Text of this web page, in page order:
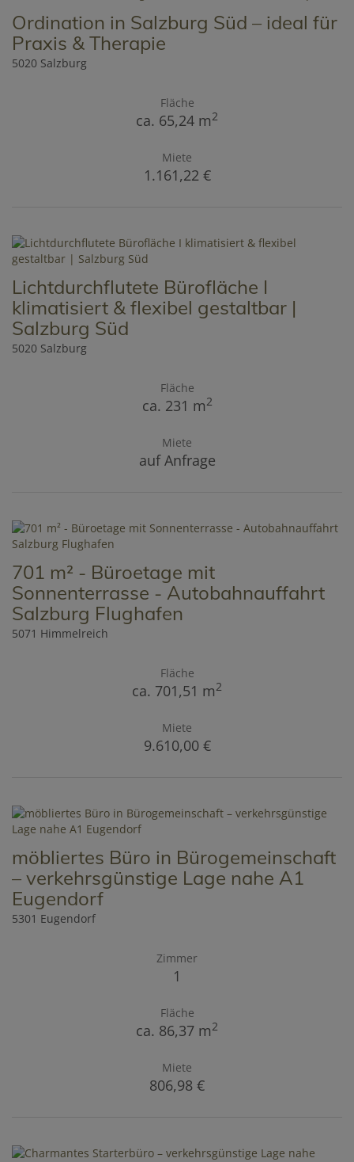
Ordination in Salzburg Süd – ideal für
Praxis & Therapie
5020 Salzburg
Fläche
ca. 65,24 m2
Miete
1.161,22 €
Lichtdurchflutete Bürofläche I
klimatisiert & flexibel gestaltbar |
Salzburg Süd
5020 Salzburg
Fläche
ca. 231 m2
Miete
auf Anfrage
701 m² - Büroetage mit
Sonnenterrasse - Autobahnauffahrt
Salzburg Flughafen
5071 Himmelreich
Fläche
ca. 701,51 m2
Miete
9.610,00 €
möbliertes Büro in Bürogemeinschaft
– verkehrsgünstige Lage nahe A1
Eugendorf
5301 Eugendorf
Zimmer
1
Fläche
ca. 86,37 m2
Miete
806,98 €